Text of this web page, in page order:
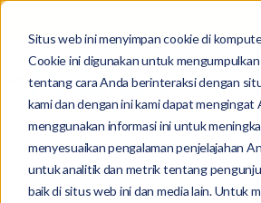
Situs web ini menyimpan cookie di
Cookie ini digunakan untuk
tentang cara Anda berinteraksi dengan
kami dan dengan ini kami dapat mengingat
menggunakan informasi ini untuk
menyesuaikan pengalaman penjelajahan
untuk analitik dan metrik tentang
baik di situs web ini dan media lain. Untuk